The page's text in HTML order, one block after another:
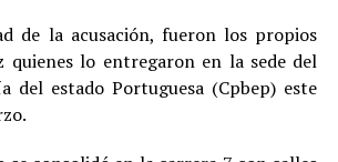
de la acusación, fueron los propios
quienes lo entregaron en la sede del
del estado Portuguesa (Cpbep) este